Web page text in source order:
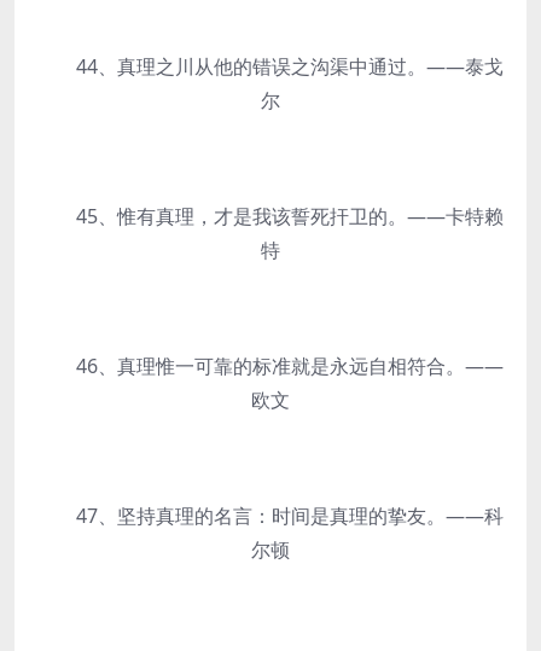
44、真理之川从他的错误之沟渠中通过。——泰戈
尔
45、惟有真理，才是我该誓死扞卫的。——卡特赖
特
46、真理惟一可靠的标准就是永远自相符合。——
欧文
47、坚持真理的名言：时间是真理的挚友。——科
尔顿